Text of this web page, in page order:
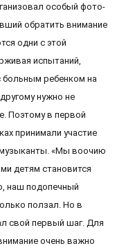
особый фото-
обратить внимание
одни с этой
испытаний,
больным ребенком на
нужно не
Поэтому в первой
принимали участие
«Мы воочию
детям становится
наш подопечный
ползал. Но в
свой первый шаг. Для
очень важно